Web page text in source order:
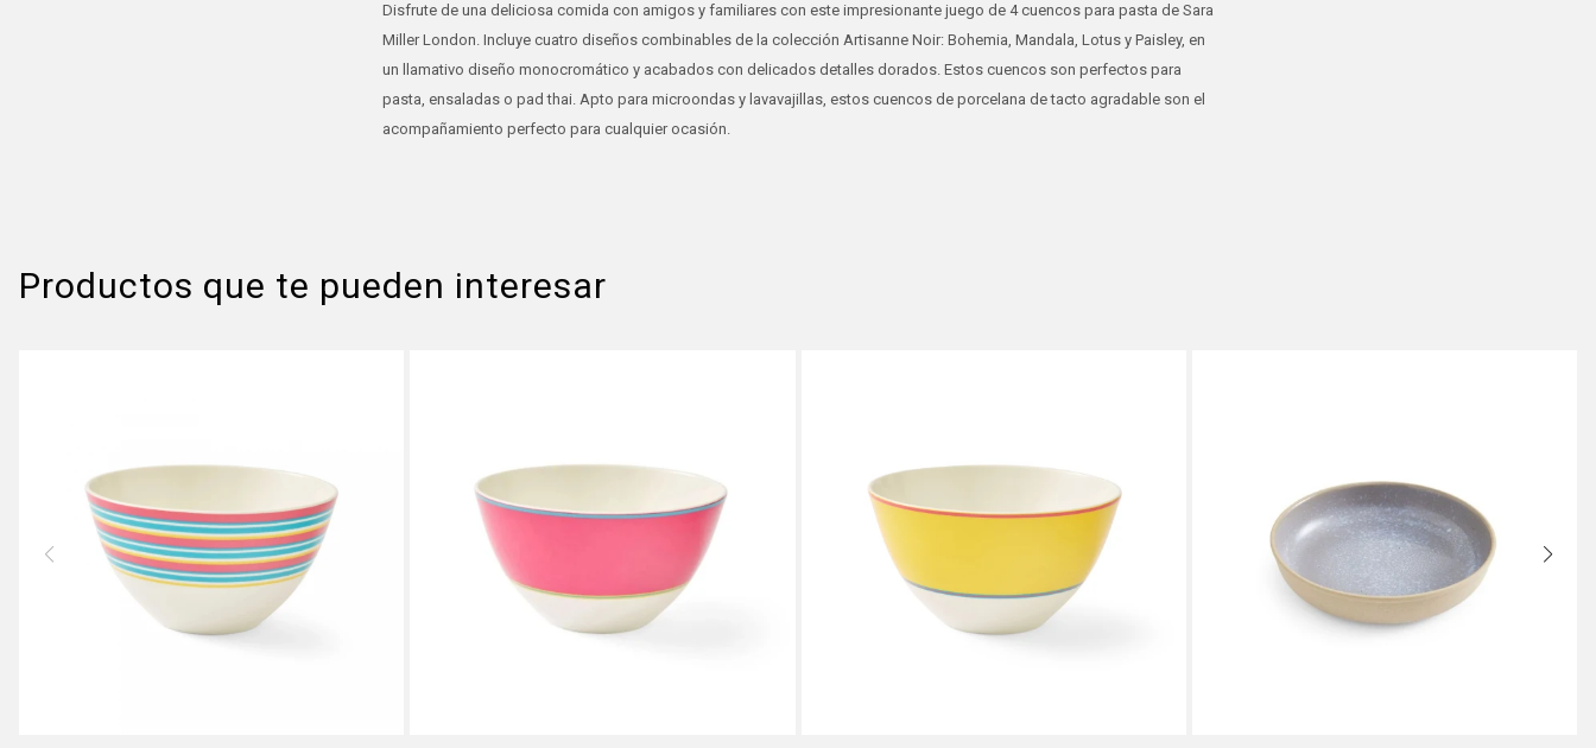
Disfrute de una deliciosa comida con amigos y familiares con este impresionante juego de 4 cuencos para pasta de Sara
Miller London. Incluye cuatro diseños combinables de la colección Artisanne Noir: Bohemia, Mandala, Lotus y Paisley, en
un llamativo diseño monocromático y acabados con delicados detalles dorados. Estos cuencos son perfectos para
pasta, ensaladas o pad thai. Apto para microondas y lavavajillas, estos cuencos de porcelana de tacto agradable son el
acompañamiento perfecto para cualquier ocasión.
Productos que te pueden interesar